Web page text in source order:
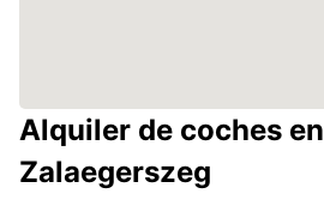
Alquiler de coches en
Zalaegerszeg